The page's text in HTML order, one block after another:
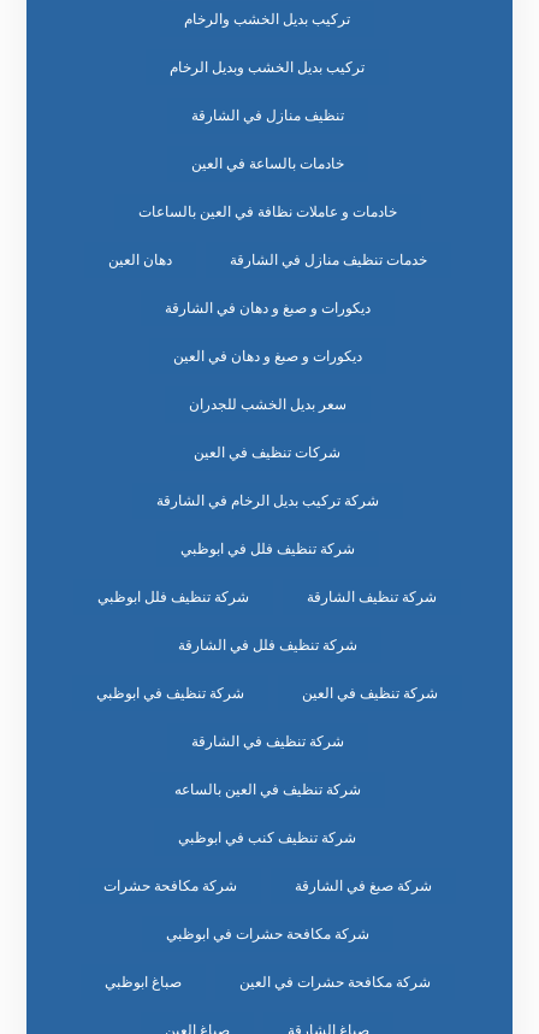
تركيب بديل الخشب والرخام
تركيب بديل الخشب وبديل الرخام
تنظيف منازل في الشارقة
خادمات بالساعة في العين
خادمات و عاملات نظافة في العين بالساعات
خدمات تنظيف منازل في الشارقة دهان العين
ديكورات و صبغ و دهان في الشارقة
ديكورات و صبغ و دهان في العين
سعر بديل الخشب للجدران
شركات تنظيف في العين
شركة تركيب بديل الرخام في الشارقة
شركة تنظيف فلل في ابوظبي
شركة تنظيف الشارقة شركة تنظيف فلل ابوظبي
شركة تنظيف فلل في الشارقة
شركة تنظيف في العين شركة تنظيف في ابوظبي
شركة تنظيف في الشارقة
شركة تنظيف في العين بالساعه
شركة تنظيف كنب في ابوظبي
شركة صبغ في الشارقة شركة مكافحة حشرات
شركة مكافحة حشرات في ابوظبي
شركة مكافحة حشرات في العين صباغ ابوظبي